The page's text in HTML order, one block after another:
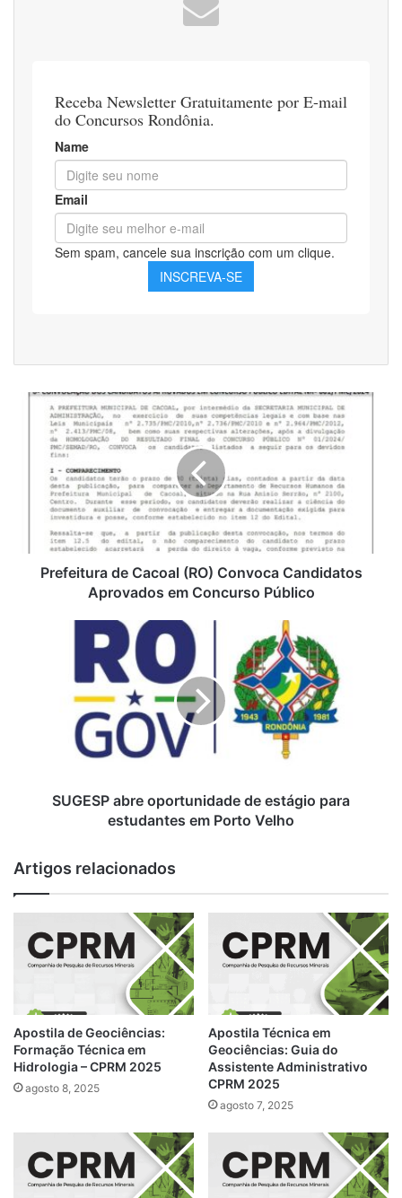
Prefeitura
Convoca
Candidatos
Aprovados
Concurso
PúblicoPrefeitura de Cacoal (RO) Convoca Candidatos
Aprovados em Concurso Público
estudantes
SUGESP abre oportunidade de estágio para
estudantes em Porto Velho
Artigos relacionados
Apostila de Geociências:
Formação Técnica em
Hidrologia – CPRM 2025
agosto 8, 2025
Apostila Técnica em
Geociências: Guia do
Assistente Administrativo
CPRM 2025
agosto 7, 2025